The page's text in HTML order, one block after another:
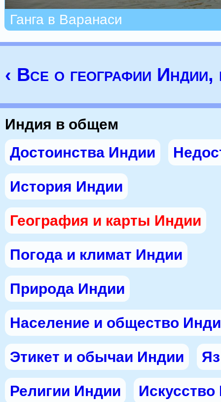
Ганга в Варанаси
‹ Все о географии Индии,
Индия в общем
Достоинства Индии
История Индии
География и карты Индии
Погода и климат Индии
Природа Индии
Население и общество
Этикет и обычаи Индии
Религии Индии